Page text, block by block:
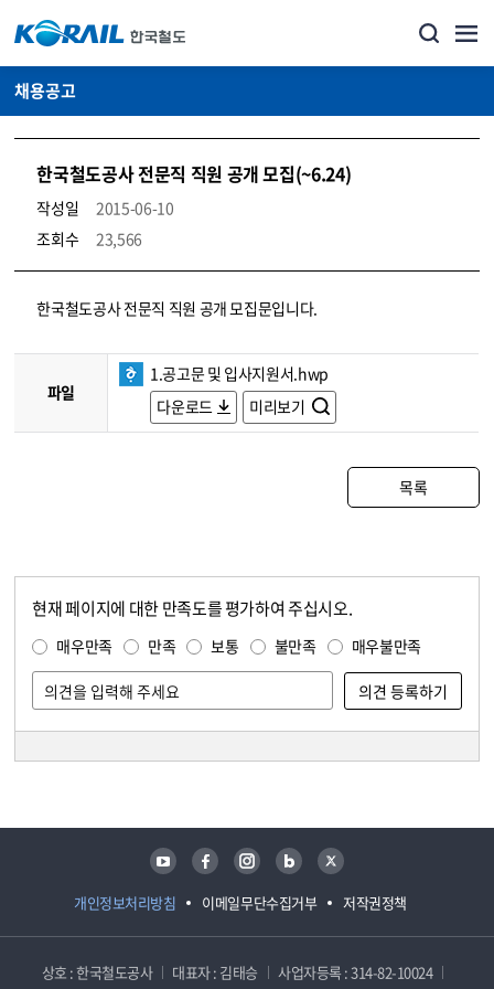
채용공고
한국철도공사 전문직 직원 공개 모집(~6.24)
작성일
2015-06-10
조회수
23,566
코레일소개_경영공시_채용공고 상세보기 – 내용, 파일, 담당자 연락처로 구성
한국철도공사 전문직 직원 공개 모집문입니다.
파일
1.공고문 및 입사지원서.hwp
다운로드
미리보기
목록
현재 페이지에 대한 만족도를 평가하여 주십시오.
매우만족 만족 보통 불만족 매우불만족
개인정보처리방침 이메일무단수집거부 저작권정책
유튜브 페이스북 인스타그램 블로그 트위터
상호 : 한국철도공사 대표자 : 김태승
사업자등록 : 314-82-10024